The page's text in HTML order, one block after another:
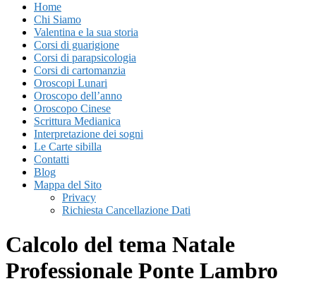
Home
Chi Siamo
Valentina e la sua storia
Corsi di guarigione
Corsi di parapsicologia
Corsi di cartomanzia
Oroscopi Lunari
Oroscopo dell’anno
Oroscopo Cinese
Scrittura Medianica
Interpretazione dei sogni
Le Carte sibilla
Contatti
Blog
Mappa del Sito
Privacy
Richiesta Cancellazione Dati
Calcolo del tema Natale
Professionale Ponte Lambro